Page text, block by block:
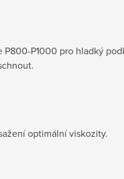
P1000 pro hladký
optimální viskozity.